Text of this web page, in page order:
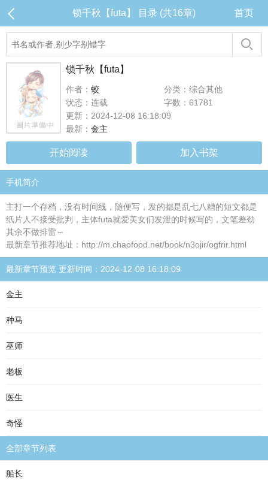
锁千秋【futa】 目录 (共16章) 首页
锁千秋【futa】
作者： 蛟
分类：综合其他
状态：连载
字数：61781
更新：2024-12-08 16:18:09
最新： 金主
开始阅读 加入书架
手机简介
主打一个存档，没有时间线，随便写，发的都是乱七八糟的短文都是
纸片人不接受批判，主体futa就爱美女们发泄的时候写的，文笔差劲
其余不做排雷～
最新章节推荐地址：http://m.chaofood.net/book/n3ojir/ogfrir.html
最新章节预览 更新时间：2024-12-08 16:18:09
金主
种马
巫师
老板
医生
奇怪
全部章节列表
船长